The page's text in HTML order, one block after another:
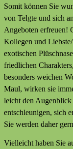
Somit können Sie
von Telgte und sich
Angeboten erfreuen!
Kollegen und
exotischen
friedlichen
besonders weichen
Maul, wirken sie
leicht den Augenblick
entschleunigen, sich
Sie werden daher
Vielleicht haben Sie